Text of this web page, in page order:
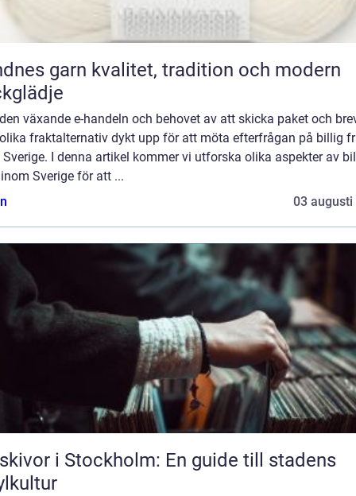
kvalitet, tradition och modern
växande e-handeln och behovet av att skicka paket och
fraktalternativ dykt upp för att möta efterfrågan på billig
I denna artikel kommer vi utforska olika aspekter av
Sverige för att ...
03 augusti
i Stockholm: En guide till stadens